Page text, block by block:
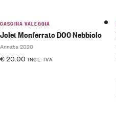
CASCINA VALEGGIA
Jolet Monferrato DOC Nebbiolo
Annata 2020
€20.00 INCL. IVA